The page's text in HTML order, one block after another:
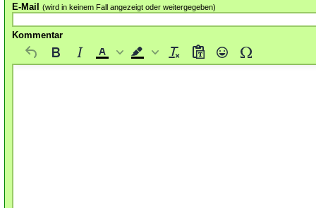
E-Mail (wird in keinem Fall angezeigt oder weitergegeben)
Kommentar